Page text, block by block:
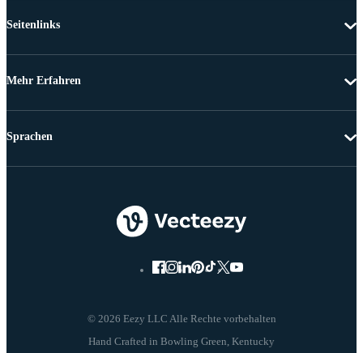
Seitenlinks
Mehr Erfahren
© 2026 Eezy LLC Alle Rechte vorbehalten
Sprachen